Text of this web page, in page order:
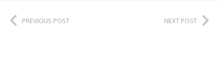
PREVIOUS POST NEXT POST